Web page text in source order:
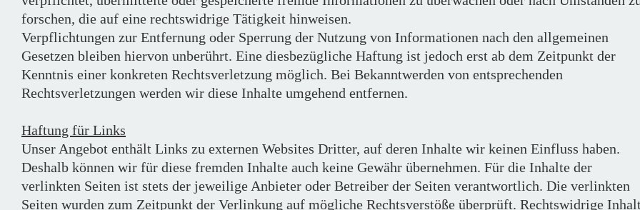
forschen, die auf eine rechtswidrige Tätigkeit hinweisen.
Verpflichtungen zur Entfernung oder Sperrung der Nutzung von Informationen nach den allgemeinen
Gesetzen bleiben hiervon unberührt. Eine diesbezügliche Haftung ist jedoch erst ab dem Zeitpunkt der
Kenntnis einer konkreten Rechtsverletzung möglich. Bei Bekanntwerden von entsprechenden
Rechtsverletzungen werden wir diese Inhalte umgehend entfernen.
Haftung für Links
Unser Angebot enthält Links zu externen Websites Dritter, auf deren Inhalte wir keinen Einfluss haben.
Deshalb können wir für diese fremden Inhalte auch keine Gewähr übernehmen. Für die Inhalte der
verlinkten Seiten ist stets der jeweilige Anbieter oder Betreiber der Seiten verantwortlich. Die verlinkten
Seiten wurden zum Zeitpunkt der Verlinkung auf mögliche Rechtsverstöße überprüft. Rechtswidrige